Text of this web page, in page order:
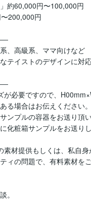
約60,000円〜100,000円
200,000円
、高級系、ママ向けなど
テイストのデザインに対
が必要ですので、
る場合はお伝えください
ンプルの容器をお送り頂
化粧箱サンプルをお送り
素材提供もしくは、私自
ィの問題で、有料素材を
。